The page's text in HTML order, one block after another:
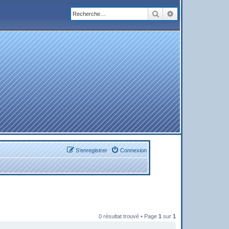
Rechercher
Connexion
S’enregistrer
0 résultat trouvé • Page 1 sur 1